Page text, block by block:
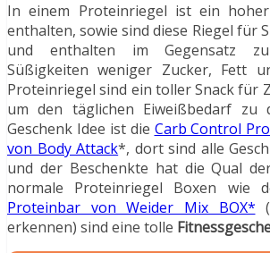
In einem Proteinriegel ist ein
enthalten, sowie sind diese Riegel für
und enthalten im Gegensatz
Süßigkeiten weniger Zucker, Fett
Proteinriegel sind ein toller Snack für
um den täglichen Eiweißbedarf zu
Geschenk Idee ist die Carb Control
von Body Attack*, dort sind alle
und der Beschenkte hat die Qual
normale Proteinriegel Boxen wie
Proteinbar von Weider Mix BOX*
erkennen) sind eine tolle